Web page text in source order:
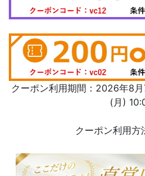
クーポン利用期間：2026年8
(月)
クーポン利用方